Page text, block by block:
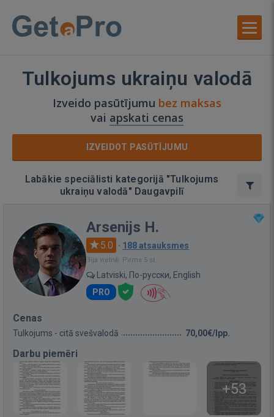
Tulkojums ukraiņu valodā
Izveido pasūtījumu bez maksas
vai apskati cenas
IZVEIDOT PASŪTĪJUMU
Labākie speciālisti kategorijā "Tulkojums
ukraiņu valodā" Daugavpilī
Arsenijs H.
5.0 · 188 atsauksmes
Bija vietnē: Pirms 5 st.
Latviski, По-русски, English
PRO
Cenas
Tulkojums - citā svešvalodā 70,00€/lpp.
Darbu piemēri
+53